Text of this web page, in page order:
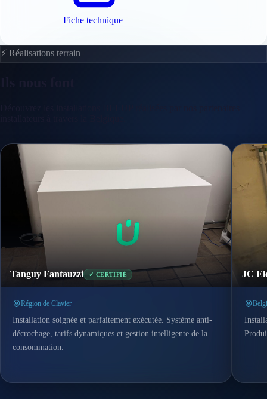
Fiche technique
⚡ Réalisations terrain
Tanguy Fantauzzi ✓ CERTIFIÉ
Région de Clavier
Installation soignée et parfaitement exécutée. Système anti-
décrochage, tarifs dynamiques et gestion intelligente de la
consommation.
JC